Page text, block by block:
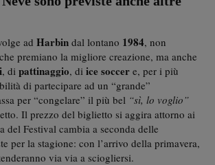
ad Harbin dal lontano 1984, non
premiano la migliore creazione, ma anche
, di pattinaggio, di ice soccer e, per i più
di partecipare ad un “grande”
per “congelare” il più bel “sì, lo voglio”
Il prezzo del biglietto si aggira attorno ai
del Festival cambia a seconda delle
per la stagione: con l’arrivo della primavera,
via via a sciogliersi.